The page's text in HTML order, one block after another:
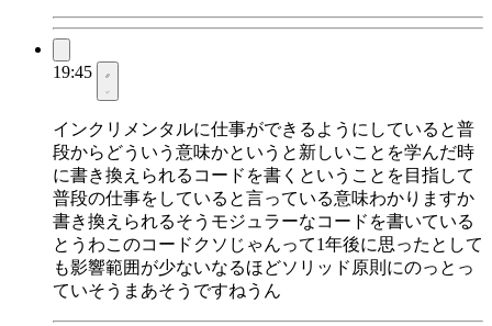
19:45
インクリメンタルに仕事ができるようにしていると普
段からどういう意味かというと新しいことを学んだ時
に書き換えられるコードを書くということを目指して
普段の仕事をしていると言っている意味わかりますか
書き換えられるそうモジュラーなコードを書いている
とうわこのコードクソじゃんって1年後に思ったとして
も影響範囲が少ないなるほどソリッド原則にのっとっ
ていそうまあそうですねうん